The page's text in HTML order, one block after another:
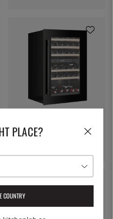
Dubbelzon, Svart - Vigneron
PLACE?
COUNTRY